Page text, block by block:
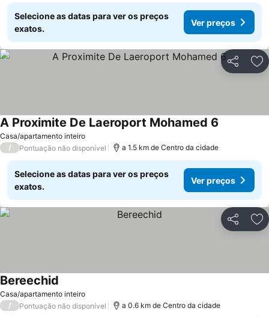
Selecione as datas para ver os preços
exatos.
Ver preços
Partilhar
Casa/apartamento inteiro
A Proximite De Laeroport Mohamed 6
/ Pontuação não disponível a 1.5 km de Centro da cidade
Selecione as datas para ver os preços
exatos.
Ver preços
Partilhar
Casa/apartamento inteiro
Bereechid
/ Pontuação não disponível a 0.6 km de Centro da cidade